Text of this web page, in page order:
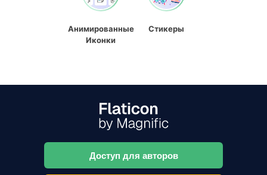
Анимированные
Иконки
Стикеры
Доступ для авторов